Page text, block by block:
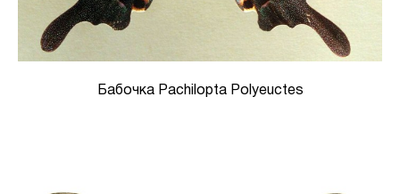
Бабочка Pachilopta Polyeuctes